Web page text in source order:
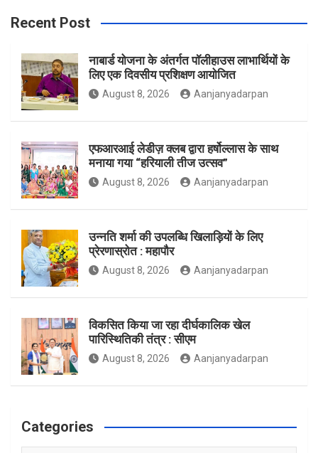
o
k
g
m
e
Recent Post
नाबार्ड योजना के अंतर्गत पॉलीहाउस लाभार्थियों के
लिए एक दिवसीय प्रशिक्षण आयोजित
August 8, 2026 Aanjanyadarpan
एफआरआई लेडीज़ क्लब द्वारा हर्षोल्लास के साथ
मनाया गया “हरियाली तीज उत्सव”
August 8, 2026 Aanjanyadarpan
उन्नति शर्मा की उपलब्धि खिलाड़ियों के लिए
प्रेरणास्रोत : महापौर
August 8, 2026 Aanjanyadarpan
विकसित किया जा रहा दीर्घकालिक खेल
पारिस्थितिकी तंत्र : सीएम
August 8, 2026 Aanjanyadarpan
Categories